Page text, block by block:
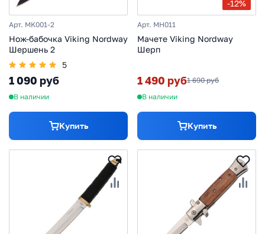
Арт. MK001-2
Нож-бабочка Viking Nordway
Шершень 2
5
1 090 руб
В наличии
Купить
-12%
Арт. MH011
Мачете Viking Nordway
Шерп
1 490 руб1 690 руб
В наличии
Купить